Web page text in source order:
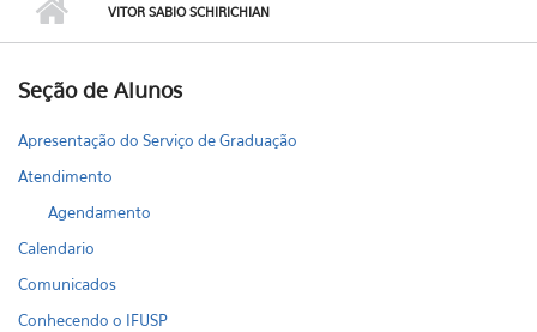
VITOR SABIO SCHIRICHIAN
Seção de Alunos
Apresentação do Serviço de Graduação
Atendimento
Agendamento
Calendario
Comunicados
Conhecendo o IFUSP